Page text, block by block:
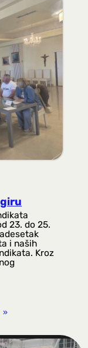
23. do 25.
i naših
Kroz
»